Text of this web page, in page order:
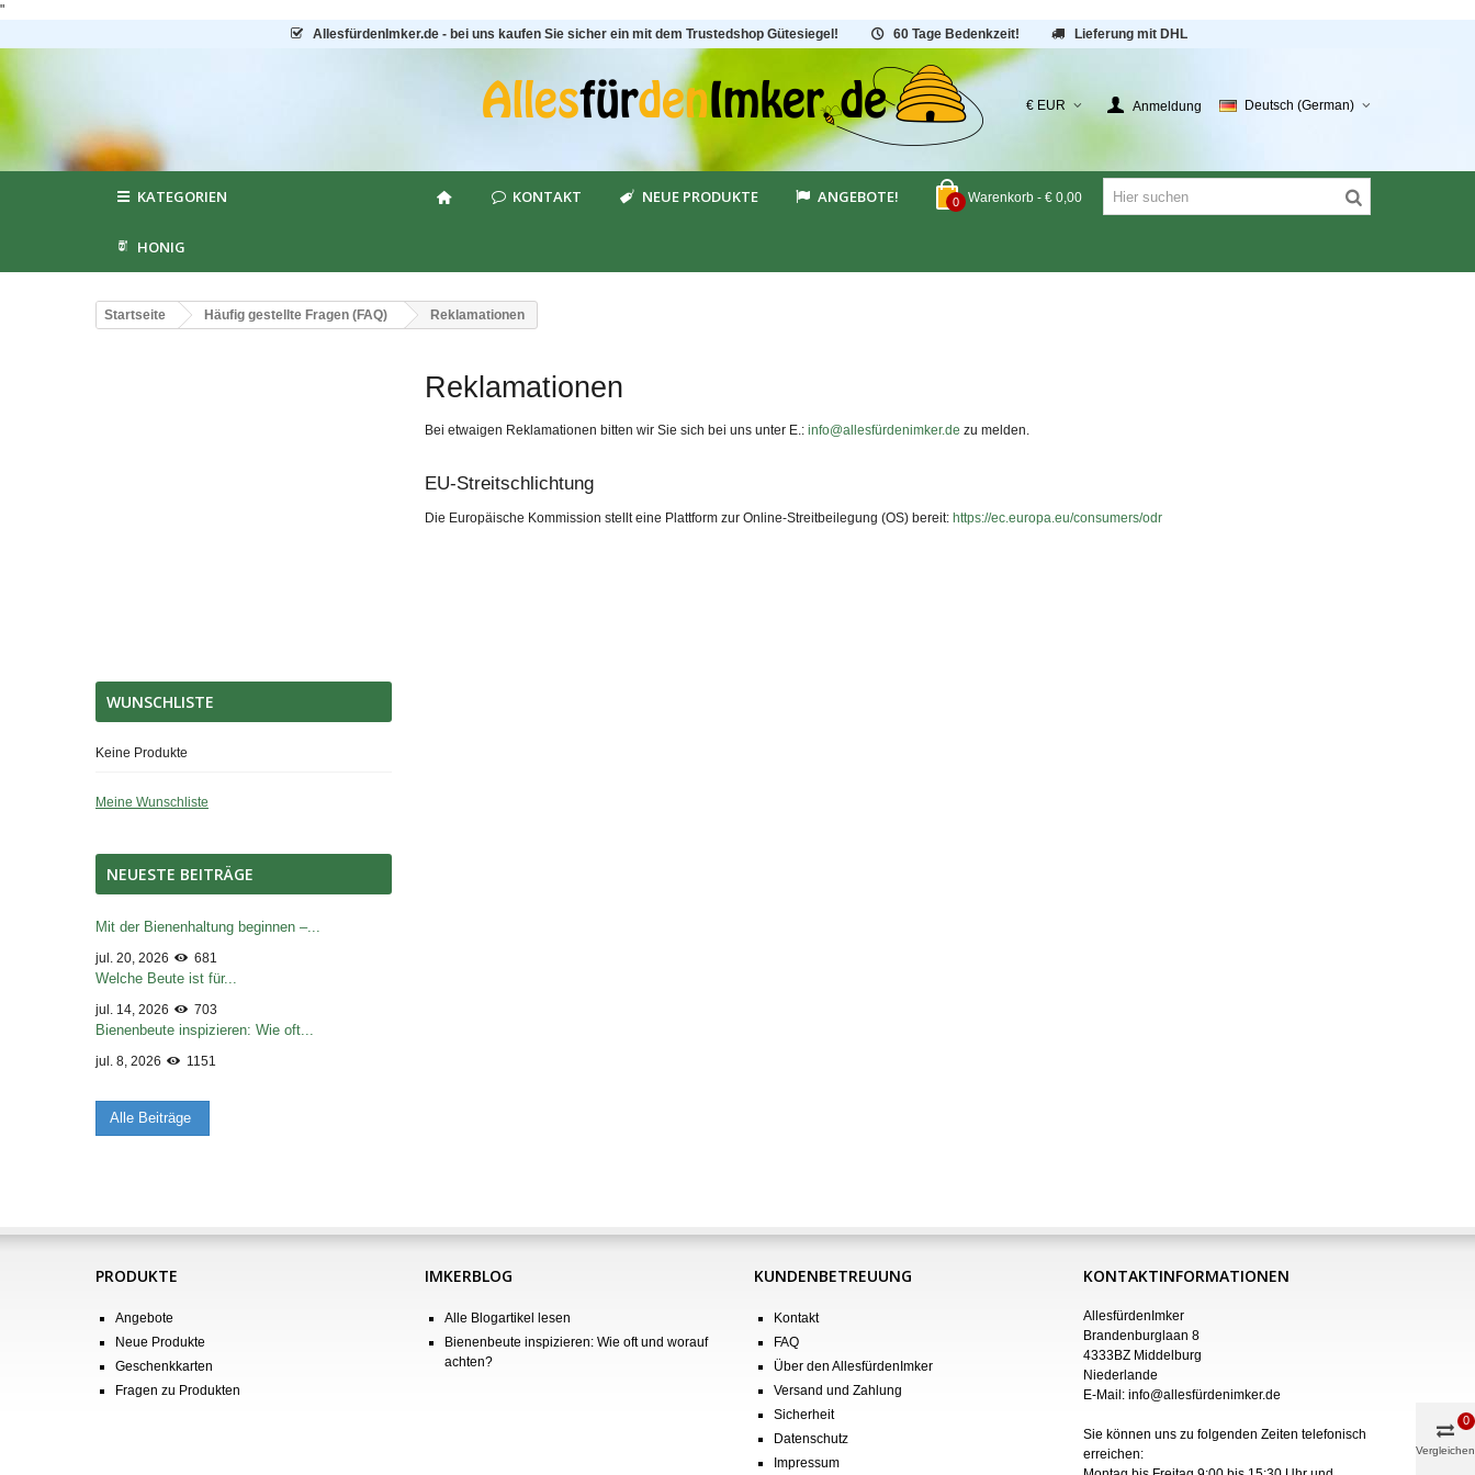
"
AllesfürdenImker.de - bei uns kaufen Sie sicher ein mit dem Trustedshop Gütesiegel!
60 Tage Bedenkzeit! Lieferung mit DHL
€ EUR Anmeldung Deutsch (German)
0 Warenkorb - € 0,00
KATEGORIEN KONTAKT NEUE PRODUKTE ANGEBOTE!
HONIG
Startseite Häufig gestellte Fragen (FAQ) Reklamationen
WUNSCHLISTE
Keine Produkte
Meine Wunschliste
NEUESTE BEITRÄGE
Mit der Bienenhaltung beginnen –...
jul. 20, 2026 681
Welche Beute ist für...
jul. 14, 2026 703
Bienenbeute inspizieren: Wie oft...
jul. 8, 2026 1151
Alle Beiträge
Reklamationen
Bei etwaigen Reklamationen bitten wir Sie sich bei uns unter E.: info@allesfürdenimker.de zu melden.
EU-Streitschlichtung
Die Europäische Kommission stellt eine Plattform zur Online-Streitbeilegung (OS) bereit: https://ec.europa.eu/consumers/odr
PRODUKTE
Angebote
Neue Produkte
Geschenkkarten
Fragen zu Produkten
IMKERBLOG
Alle Blogartikel lesen
Bienenbeute inspizieren: Wie oft und worauf
achten?
KUNDENBETREUUNG
Kontakt
FAQ
Über den AllesfürdenImker
Versand und Zahlung
Sicherheit
Datenschutz
Impressum
KONTAKTINFORMATIONEN
AllesfürdenImker
Brandenburglaan 8
4333BZ Middelburg
Niederlande
E-Mail: info@allesfürdenimker.de
Sie können uns zu folgenden Zeiten telefonisch
erreichen:
Vergleichen
0